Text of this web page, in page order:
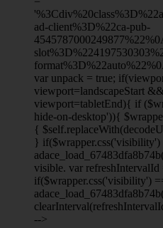
ad-client%3D%22ca-pub-
var unpack = true;
viewport=landscapeStart
viewport=tabletEnd){ if
hide-on-desktop')){
{
}
visible. var
if($wrapper.css('visibility')
-->